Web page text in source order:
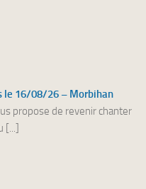
le 16/08/26 – Morbihan
propose de revenir chanter
[...]